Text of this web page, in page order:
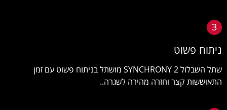
3
ניתוח פשוט
שתל השבלול SYNCHRONY 2 מושתל בניתוח פשוט עם זמן
התאוששות קצר וחזרה מהירה לשגרה..